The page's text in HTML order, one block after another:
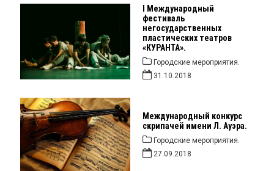
I Международный
фестиваль
негосударственных
пластических театров
«КУРАНТА».
Городские мероприятия.
31.10.2018
Международный конкурс
скрипачей имени Л. Ауэра.
Городские мероприятия.
27.09.2018